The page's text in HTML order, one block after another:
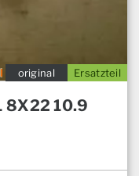
Ersatzteil
original
8X22 10.9